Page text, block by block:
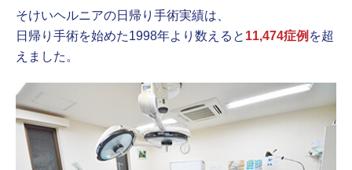
そけいヘルニアの日帰り手術実績は、
日帰り手術を始めた1998年より数えると 11,474症例 を超
えました。